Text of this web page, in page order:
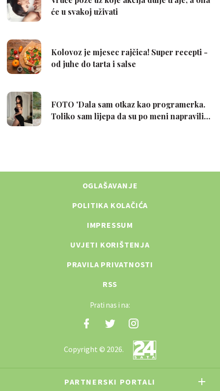
OGLAŠAVANJE
POLITIKA KOLAČIĆA
IMPRESSUM
UVJETI KORIŠTENJA
PRAVILA PRIVATNOSTI
RSS
Prati nas i na:
Copyright © 2026.
PARTNERSKI PORTALI